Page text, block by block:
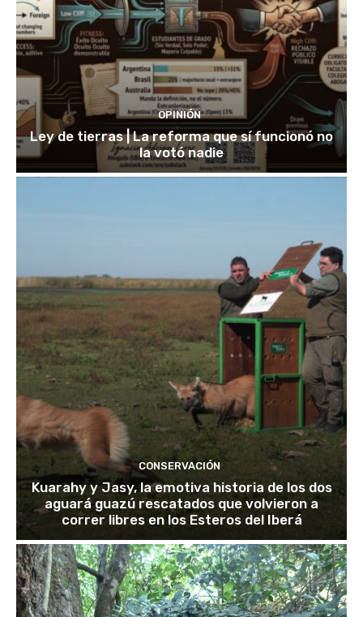
OPINIÓN
Ley de tierras | La reforma que sí funcionó no
la votó nadie
CONSERVACIÓN
Kuarahy y Jasy, la emotiva historia de los dos
aguará guazú rescatados que volvieron a
correr libres en los Esteros del Iberá